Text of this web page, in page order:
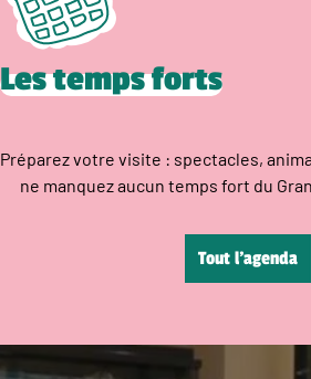
Les temps forts
Préparez votre visite : spectacles,
ne manquez aucun temps fort du
Tout l’agenda